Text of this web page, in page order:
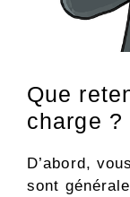
Que
charge ?
D’abord,
sont